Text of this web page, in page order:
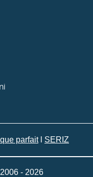
parfaitl SERIZ
- 2026